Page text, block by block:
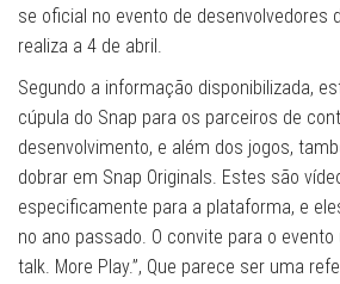
se oficial no evento de desenvolvedores
realiza a 4 de abril.
Segundo a informação disponibilizada,
cúpula do Snap para os parceiros de
desenvolvimento, e além dos jogos,
dobrar em Snap Originals. Estes são
especificamente para a plataforma, e
no ano passado. O convite para o evento
talk. More Play.”, Que parece ser uma